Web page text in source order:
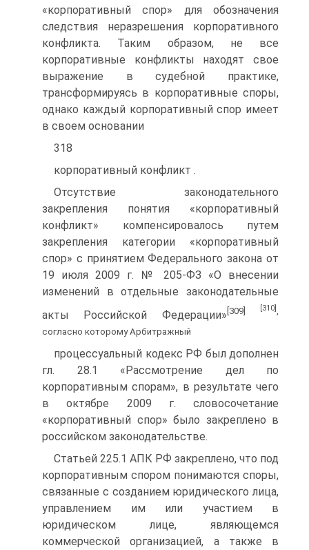
«корпоративный спор» для обозначения
следствия неразрешения корпоративного
конфликта. Таким образом, не все
корпоративные конфликты находят свое
выражение в судебной практике,
трансформируясь в корпоративные споры,
однако каждый корпоративный спор имеет
в своем основании
318
корпоративный конфликт .
Отсутствие законодательного
закрепления понятия «корпоративный
конфликт» компенсировалось путем
закрепления категории «корпоративный
спор» с принятием Федерального закона от
19 июля 2009 г. № 205-ФЗ «О внесении
изменений в отдельные законодательные
акты Российской Федерации» [309] [310],
согласно которому Арбитражный
процессуальный кодекс РФ был дополнен
гл. 28.1 «Рассмотрение дел по
корпоративным спорам», в результате чего
в октябре 2009 г. словосочетание
«корпоративный спор» было закреплено в
российском законодательстве.
Статьей 225.1 АПК РФ закреплено, что под
корпоративным спором понимаются споры,
связанные с созданием юридического лица,
управлением им или участием в
юридическом лице, являющемся
коммерческой организацией, а также в